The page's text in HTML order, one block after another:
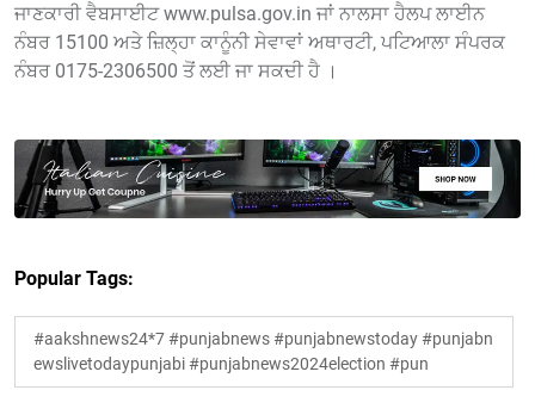
ਜਾਣਕਾਰੀ ਵੈਬਸਾਈਟ www.pulsa.gov.in ਜਾਂ ਨਾਲਸਾ ਹੈਲਪ ਲਾਈਨ
ਨੰਬਰ 15100 ਅਤੇ ਜ਼ਿਲ੍ਹਾ ਕਾਨੂੰਨੀ ਸੇਵਾਵਾਂ ਅਥਾਰਟੀ, ਪਟਿਆਲਾ ਸੰਪਰਕ
ਨੰਬਰ 0175-2306500 ਤੋਂ ਲਈ ਜਾ ਸਕਦੀ ਹੈ ।
Popular Tags:
#aakshnews24*7 #punjabnews #punjabnewstoday #punjabn
ewslivetodaypunjabi #punjabnews2024election #pun